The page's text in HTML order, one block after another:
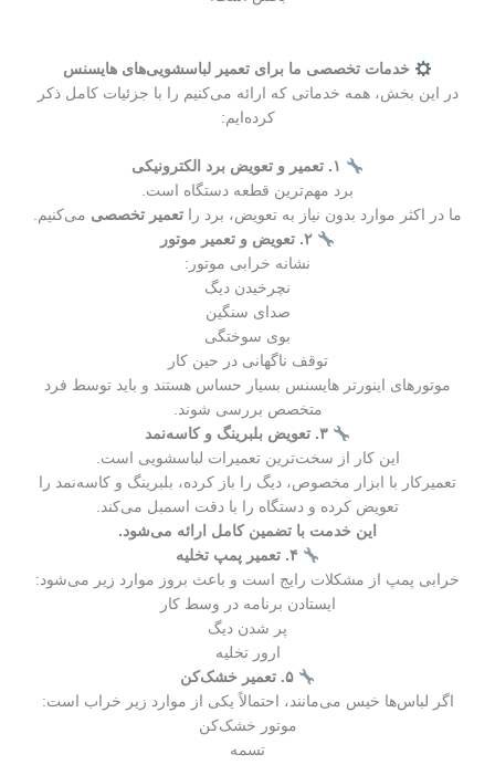
خدمات تخصصی ما برای تعمیر لباسشویی‌های هایسنس
در این بخش، همه خدماتی که ارائه می‌کنیم را با جزئیات کامل ذکر
کرده‌ایم:
برد مهم‌ترین قطعه دستگاه است.
ما در اکثر موارد بدون نیاز به تعویض، برد را تعمیر تخصصی می‌کنیم.
نشانه خرابی موتور:
نچرخیدن دیگ
صدای سنگین
بوی سوختگی
توقف ناگهانی در حین کار
موتورهای اینورتر هایسنس بسیار حساس هستند و باید توسط فرد
متخصص بررسی شوند.
این کار از سخت‌ترین تعمیرات لباسشویی است.
تعمیرکار با ابزار مخصوص، دیگ را باز کرده، بلبرینگ و کاسه‌نمد را
تعویض کرده و دستگاه را با دقت اسمبل می‌کند.
این خدمت با تضمین کامل ارائه می‌شود.
خرابی پمپ از مشکلات رایج است و باعث بروز موارد زیر می‌شود:
ایستادن برنامه در وسط کار
پر شدن دیگ
ارور تخلیه
۵. تعمیر خشک‌کن
اگر لباس‌ها خیس می‌مانند، احتمالاً یکی از موارد زیر خراب است:
موتور خشک‌کن
تسمه